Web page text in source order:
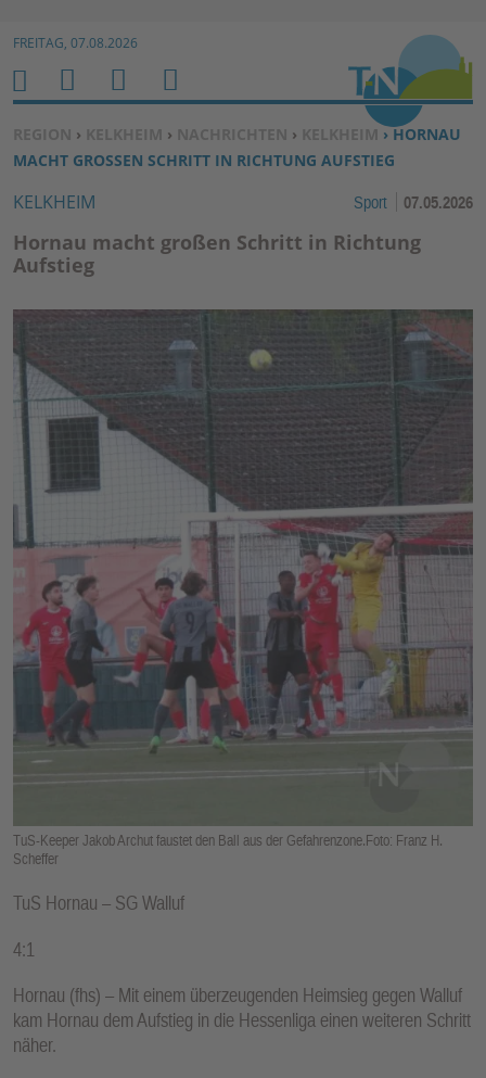
Zum Inhalt springen ↓
FREITAG, 07.08.2026
SIE BEFINDEN SICH HIER:
REGION › KELKHEIM › NACHRICHTEN › KELKHEIM › HORNAU
MACHT GROSSEN SCHRITT IN RICHTUNG AUFSTIEG
KELKHEIM Sport 07.05.2026
Hornau macht großen Schritt in Richtung
Aufstieg
TuS-Keeper Jakob Archut faustet den Ball aus der Gefahrenzone.Foto: Franz H.
Scheffer
TuS Hornau – SG Walluf
4:1
Hornau (fhs) – Mit einem überzeugenden Heimsieg gegen Walluf
kam Hornau dem Aufstieg in die Hessenliga einen weiteren Schritt
näher.
H
O
M
E
M
E
N
U
S
U
C
N
B
E
N
Z
F
U
N
K
TI
O
N